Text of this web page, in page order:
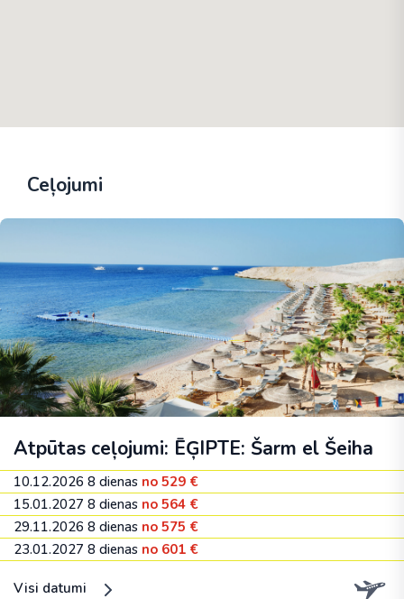
Ceļojumi
Atpūtas ceļojumi: ĒĢIPTE: Šarm el Šeiha
10.12.2026 8 dienas no 529 €
15.01.2027 8 dienas no 564 €
29.11.2026 8 dienas no 575 €
23.01.2027 8 dienas no 601 €
Visi datumi